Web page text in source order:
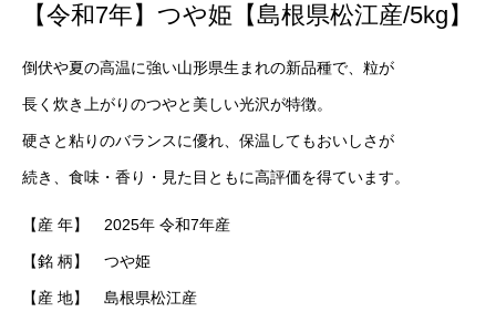
【令和7年】つや姫【島根県松江産/5kg】
倒伏や夏の高温に強い山形県生まれの新品種で、粒が
長く炊き上がりのつやと美しい光沢が特徴。
硬さと粘りのバランスに優れ、保温してもおいしさが
続き、食味・香り・見た目ともに高評価を得ています。
【産 年】 2025年 令和7年産
【銘 柄】 つや姫
【産 地】 島根県松江産